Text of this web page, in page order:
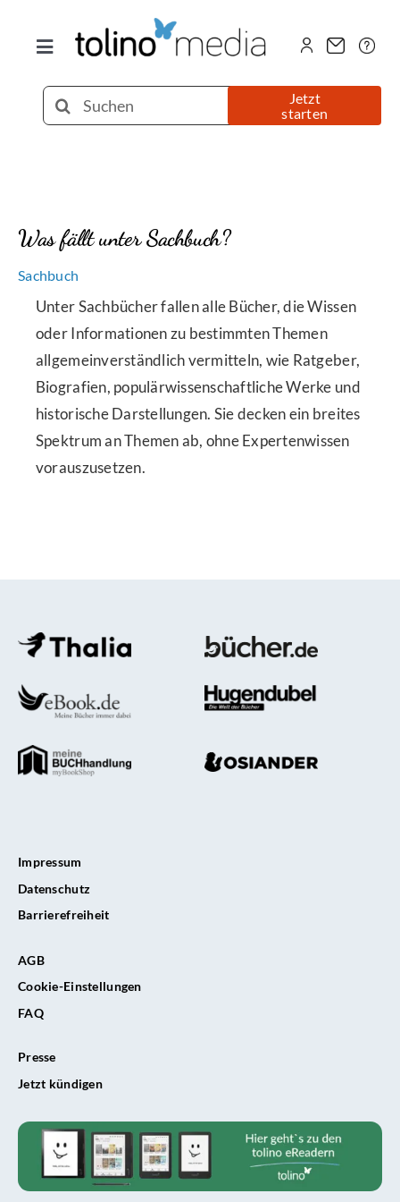
Inhalt
Toggle
Selfpublishing
Hörbuch
Über uns
Blog
Suche
nach:
Jetzt
starten
Was fällt unter Sachbuch?
Sachbuch
Unter Sachbücher fallen alle Bücher, die Wissen
oder Informationen zu bestimmten Themen
allgemeinverständlich vermitteln, wie Ratgeber,
Biografien, populärwissenschaftliche Werke und
historische Darstellungen. Sie decken ein breites
Spektrum an Themen ab, ohne Expertenwissen
vorauszusetzen.
Impressum
Datenschutz
Barrierefreiheit
AGB
Cookie-Einstellungen
FAQ
Presse
Jetzt kündigen